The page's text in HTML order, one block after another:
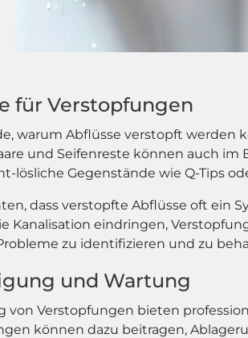
für Verstopfungen
warum Abflüsse verstopft werden
und Seifenreste können auch
lösliche Gegenstände wie Q-Tips
dass verstopfte Abflüsse oft ein
Kanalisation eindringen,
zu identifizieren und zu
und Wartung
von Verstopfungen bieten
können dazu beitragen,